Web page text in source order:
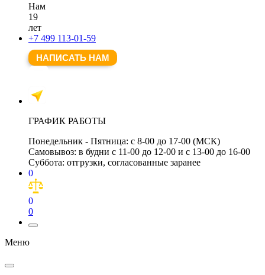
Нам
19
лет
+7 499 113-01-59
НАПИСАТЬ НАМ
ГРАФИК РАБОТЫ
Понедельник - Пятница: с 8-00 до 17-00 (МСК)
Самовывоз: в будни с 11-00 до 12-00 и с 13-00 до 16-00
Суббота: отгрузки, согласованные заранее
0
0
0
Меню